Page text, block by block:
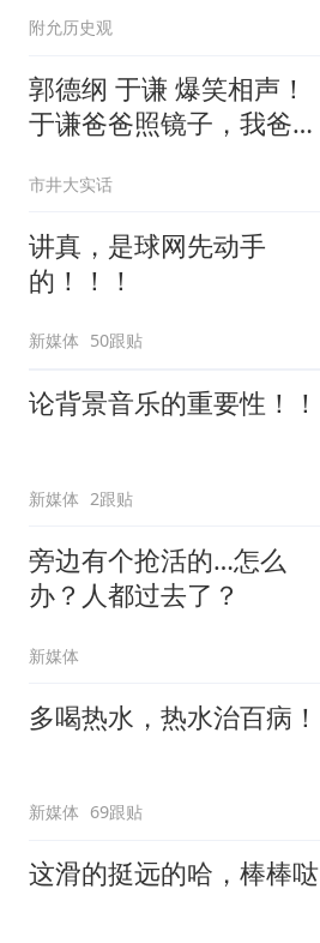
附允历史观
郭德纲 于谦 爆笑相声！
于谦爸爸照镜子，我爸爸
了
市井大实话
讲真，是球网先动手
的！！！
新媒体 50跟贴
论背景音乐的重要性！！
新媒体 2跟贴
旁边有个抢活的…怎么
办？人都过去了？
新媒体
多喝热水，热水治百病！
新媒体 69跟贴
这滑的挺远的哈，棒棒哒